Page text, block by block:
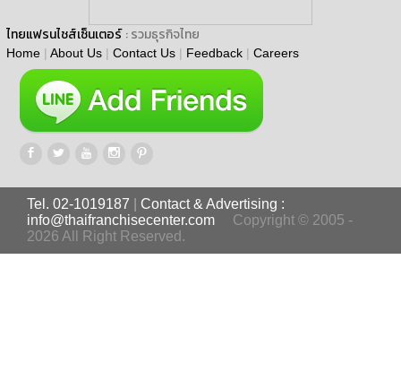
ไทยแฟรนไชส์เซ็นเตอร์ : รวมธุรกิจไทย
Home | About Us | Contact Us | Feedback | Careers
Tel. 02-1019187
Contact & Advertising :
info@thaifranchisecenter.com
Copyright © 2005 -
2026 All Right Reserved.